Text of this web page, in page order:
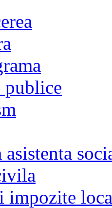
impozite